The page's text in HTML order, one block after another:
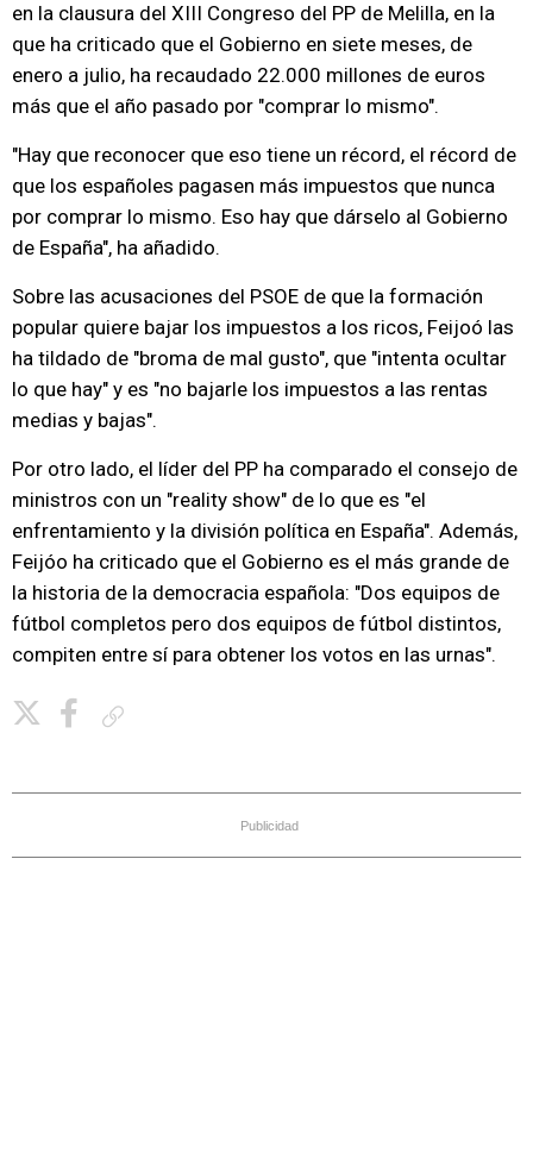
en la clausura del XIII Congreso del PP de Melilla, en la
que ha criticado que el Gobierno en siete meses, de
enero a julio, ha recaudado 22.000 millones de euros
más que el año pasado por "comprar lo mismo".
"Hay que reconocer que eso tiene un récord, el récord de
que los españoles pagasen más impuestos que nunca
por comprar lo mismo. Eso hay que dárselo al Gobierno
de España", ha añadido.
Sobre las acusaciones del PSOE de que la formación
popular quiere bajar los impuestos a los ricos, Feijoó las
ha tildado de "broma de mal gusto", que "intenta ocultar
lo que hay" y es "no bajarle los impuestos a las rentas
medias y bajas".
Por otro lado, el líder del PP ha comparado el consejo de
ministros con un "reality show" de lo que es "el
enfrentamiento y la división política en España". Además,
Feijóo ha criticado que el Gobierno es el más grande de
la historia de la democracia española: "Dos equipos de
fútbol completos pero dos equipos de fútbol distintos,
compiten entre sí para obtener los votos en las urnas".
Publicidad